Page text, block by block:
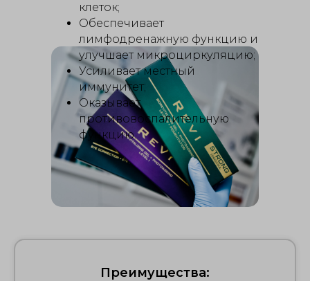
клеток;
Обеспечивает
лимфодренажную функцию и
улучшает микроциркуляцию;
Усиливает местный
иммунитет;
Оказывает
противовоспалительную
функцию.
Преимущества: